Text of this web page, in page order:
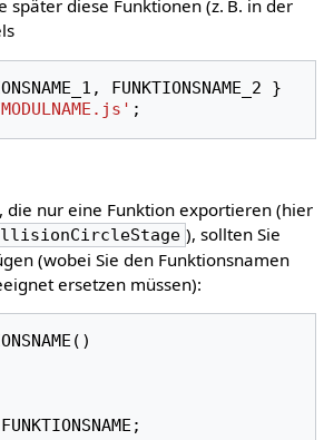
später diese Funktionen (z. B. in der
, FUNKTIONSNAME_2
}
;
die nur eine Funktion exportieren (hier
), sollten Sie
(wobei Sie den Funktionsnamen
ersetzen müssen):
()
FUNKTIONSNAME ;